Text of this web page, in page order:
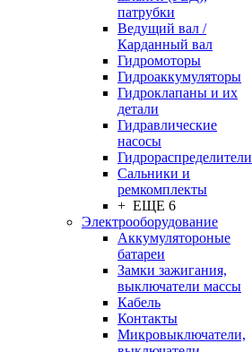
патрубки
Ведущий вал /
Карданный вал
Гидромоторы
Гидроаккумуляторы
Гидроклапаны и их
детали
Гидравлические
насосы
Гидрораспределители
Сальники и
ремкомплекты
+ ЕЩЕ 6
Электрооборудование
Аккумулятороные
батареи
Замки зажигания,
выключатели массы
Кабель
Контакты
Микровыключатели,